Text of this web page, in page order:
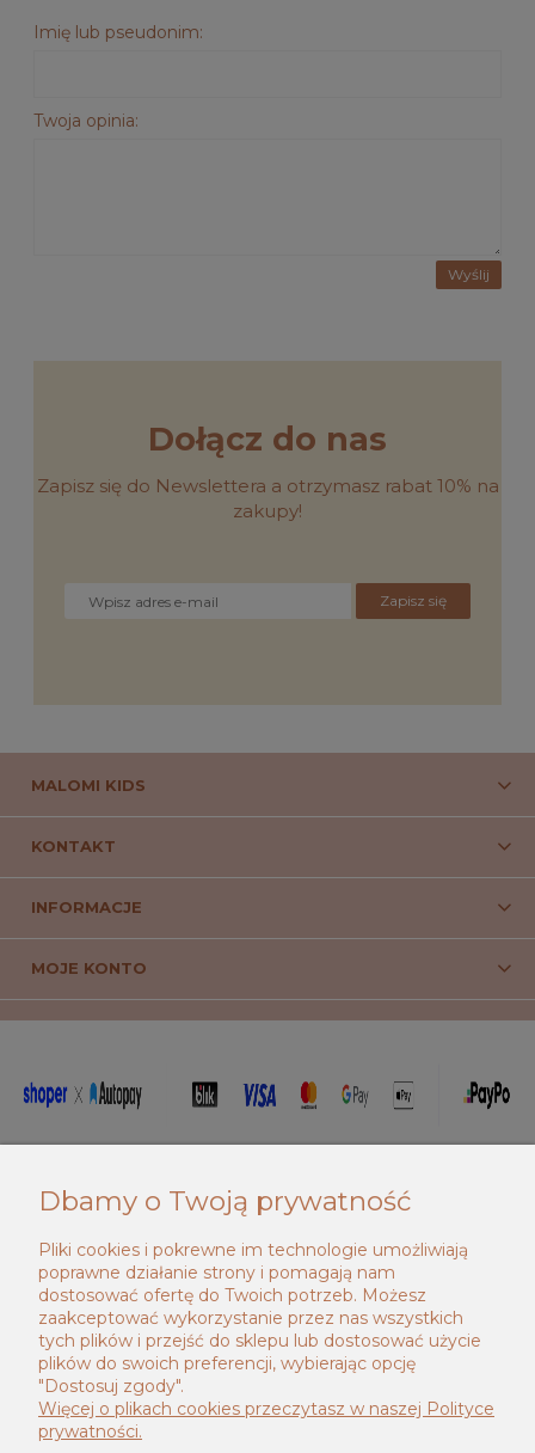
Imię lub pseudonim:
Twoja opinia:
Wyślij
Dołącz do nas
Zapisz się do Newslettera a otrzymasz rabat 10% na
zakupy!
Zapisz się
MALOMI KIDS
KONTAKT
INFORMACJE
MOJE KONTO
Dbamy o Twoją prywatność
Pliki cookies i pokrewne im technologie umożliwiają
poprawne działanie strony i pomagają nam
dostosować ofertę do Twoich potrzeb. Możesz
zaakceptować wykorzystanie przez nas wszystkich
tych plików i przejść do sklepu lub dostosować użycie
plików do swoich preferencji, wybierając opcję
"Dostosuj zgody".
Więcej o plikach cookies przeczytasz w naszej Polityce
prywatności.